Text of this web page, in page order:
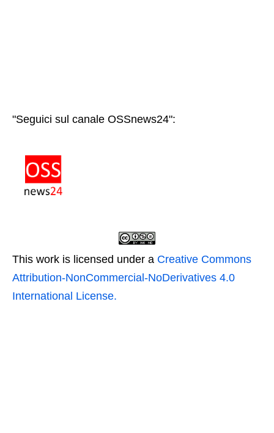
"Seguici sul canale OSSnews24":
This work is licensed under a Creative Commons
Attribution-NonCommercial-NoDerivatives 4.0
International License.